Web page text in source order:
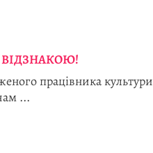
працівника культури
...